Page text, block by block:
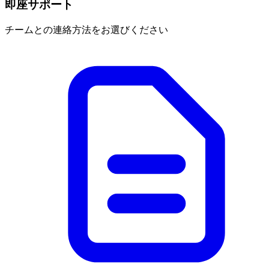
即座サポート
チームとの連絡方法をお選びください